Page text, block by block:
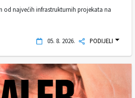
od najvećih infrastrukturnih projekata na
05. 8. 2026. PODIJELI